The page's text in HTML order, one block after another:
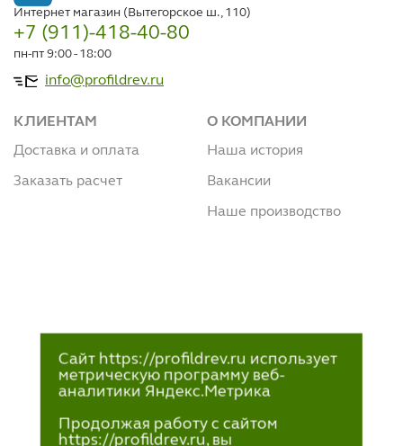
Интернет магазин (Вытегорское ш., 110)
+7 (911)-418-40-80
пн-пт 9:00 - 18:00
info@profildrev.ru
КЛИЕНТАМ
Доставка и оплата
Заказать расчет
О КОМПАНИИ
Наша история
Вакансии
Наше производство
Сайт https://profildrev.ru использует
метрическую программу веб-
аналитики Яндекс.Метрика
Продолжая работу с сайтом
https://profildrev.ru, вы